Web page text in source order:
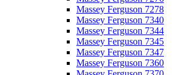
Massey Ferguson 7278
Massey Ferguson 7340
Massey Ferguson 7344
Massey Ferguson 7345
Massey Ferguson 7347
Massey Ferguson 7360